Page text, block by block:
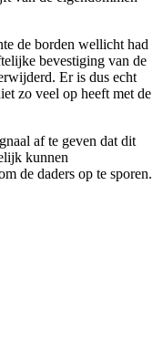
de borden wellicht had
bevestiging van de
Er is dus echt
zo veel op heeft met de
af te geven dat dit
kunnen
de daders op te sporen.